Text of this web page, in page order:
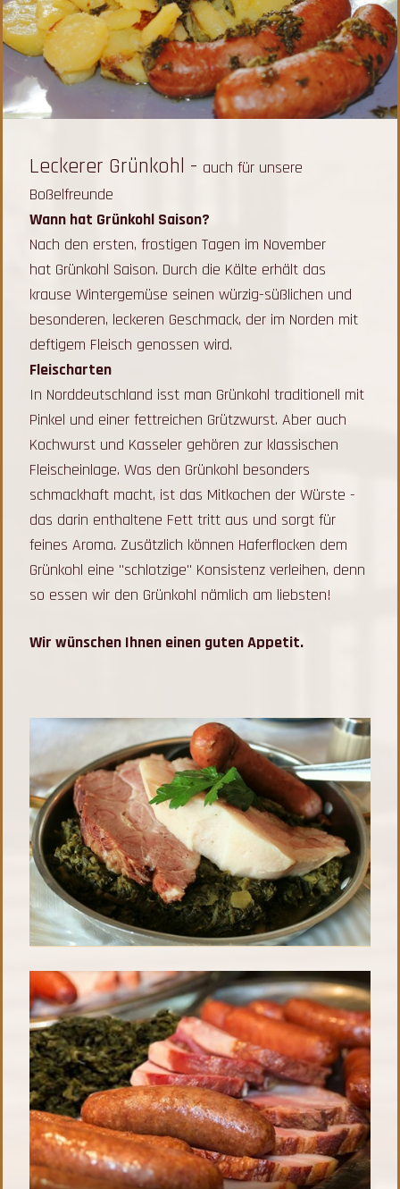
Leckerer Grünkohl - auch für unsere
Boßelfreunde
Wann hat Grünkohl Saison?
Nach den ersten, frostigen Tagen im November
hat Grünkohl Saison. Durch die Kälte erhält das
krause Wintergemüse seinen würzig-süßlichen und
besonderen, leckeren Geschmack, der im Norden mit
deftigem Fleisch genossen wird.
Fleischarten
In Norddeutschland isst man Grünkohl traditionell mit
Pinkel und einer fettreichen Grützwurst. Aber auch
Kochwurst und Kasseler gehören zur klassischen
Fleischeinlage. Was den Grünkohl besonders
schmackhaft macht, ist das Mitkochen der Würste -
das darin enthaltene Fett tritt aus und sorgt für
feines Aroma. Zusätzlich können Haferflocken dem
Grünkohl eine "schlotzige" Konsistenz verleihen, denn
so essen wir den Grünkohl nämlich am liebsten!
Wir wünschen Ihnen einen guten Appetit.